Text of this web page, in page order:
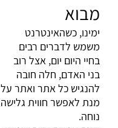
מבוא
ימינו, כשהאינטרנט
משמש לדברים רבים
בחיי היום יום, אצל רוב
בני האדם, חלה חובה
להנגיש כל אתר ואתר על
מנת לאפשר חווית גלישה
נוחה.